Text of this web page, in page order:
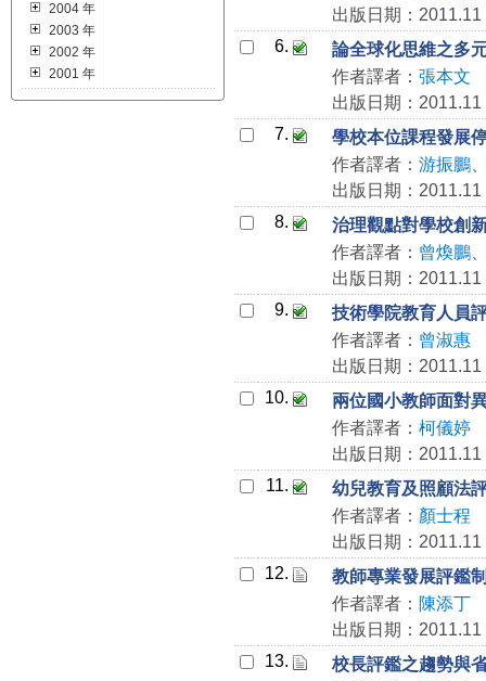
2004 年
2003 年
2002 年
2001 年
出版日期：2011.11
6.
論全球化思維之多
作者譯者： 張本文
出版日期：2011.11
7.
學校本位課程發展
作者譯者： 游振鵬
出版日期：2011.11
8.
治理觀點對學校創
作者譯者： 曾煥鵬
出版日期：2011.11
9.
技術學院教育人員
作者譯者： 曾淑惠
出版日期：2011.11
10.
兩位國小教師面對
作者譯者： 柯儀婷
出版日期：2011.11
11.
幼兒教育及照顧法
作者譯者： 顏士程
出版日期：2011.11
12.
教師專業發展評鑑
作者譯者： 陳添丁
出版日期：2011.11
13.
校長評鑑之趨勢與